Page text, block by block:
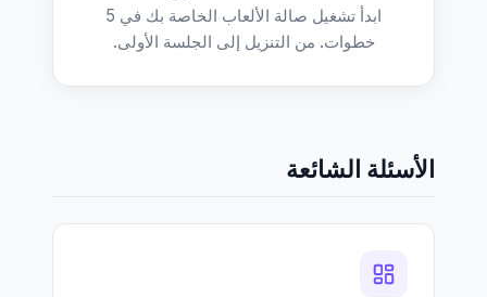
ابدأ تشغيل صالة الألعاب الخاصة بك في 5
خطوات. من التنزيل إلى الجلسة الأولى.
الأسئلة الشائعة